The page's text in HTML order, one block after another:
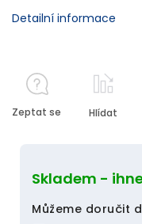
Skladem -
Můžeme doručit
Detailní informace
Zeptat se Hlídat